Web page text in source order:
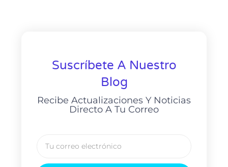
Suscríbete A Nuestro
Blog
Recibe Actualizaciones Y Noticias
Directo A Tu Correo